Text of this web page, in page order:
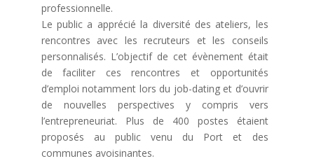
professionnelle.
Le public a apprécié la diversité des ateliers, les
rencontres avec les recruteurs et les conseils
personnalisés. L’objectif de cet évènement était
de faciliter ces rencontres et opportunités
d’emploi notamment lors du job-dating et d’ouvrir
de nouvelles perspectives y compris vers
l’entrepreneuriat. Plus de 400 postes étaient
proposés au public venu du Port et des
communes avoisinantes.